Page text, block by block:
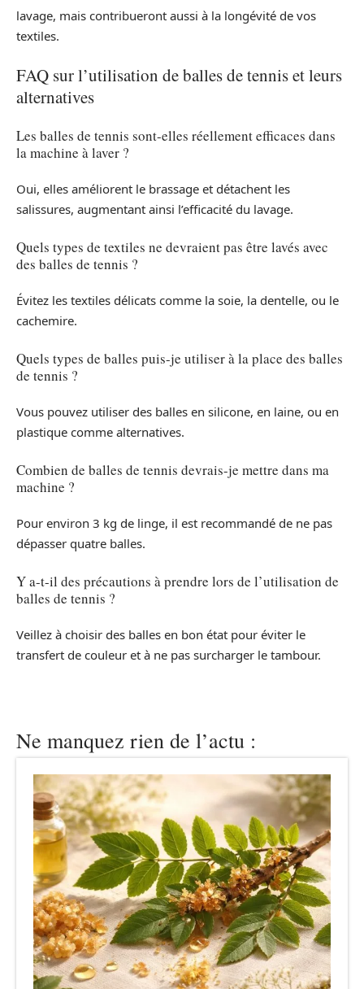
lavage, mais contribueront aussi à la longévité de vos
textiles.
FAQ sur l’utilisation de balles de tennis et leurs
alternatives
Les balles de tennis sont-elles réellement efficaces dans
la machine à laver ?
Oui, elles améliorent le brassage et détachent les
salissures, augmentant ainsi l’efficacité du lavage.
Quels types de textiles ne devraient pas être lavés avec
des balles de tennis ?
Évitez les textiles délicats comme la soie, la dentelle, ou le
cachemire.
Quels types de balles puis-je utiliser à la place des balles
de tennis ?
Vous pouvez utiliser des balles en silicone, en laine, ou en
plastique comme alternatives.
Combien de balles de tennis devrais-je mettre dans ma
machine ?
Pour environ 3 kg de linge, il est recommandé de ne pas
dépasser quatre balles.
Y a-t-il des précautions à prendre lors de l’utilisation de
balles de tennis ?
Veillez à choisir des balles en bon état pour éviter le
transfert de couleur et à ne pas surcharger le tambour.
Ne manquez rien de l’actu :